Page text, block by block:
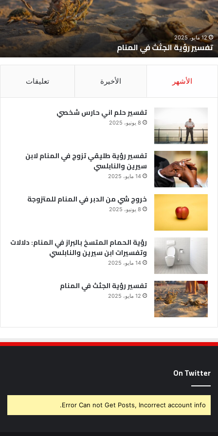
12 مايو، 2025
تفسير رؤية الجثث في المنام
الأشهر الأخيرة تعليقات
تفسير حلم اني حارس شخصي
8 يونيو، 2025
تفسير رؤية طليقي تزوج في المنام لابن
سيرين والنابلسي
14 مايو، 2025
خروج شي من الدبر في المنام للمتزوجة
8 يونيو، 2025
رؤية الحمام المتسخ بالبراز في المنام: دلالات
وتفسيرات ابن سيرين والنابلسي
14 مايو، 2025
تفسير رؤية الجثث في المنام
12 مايو، 2025
On Twitter
Error Can not Get Posts, Incorrect account info.